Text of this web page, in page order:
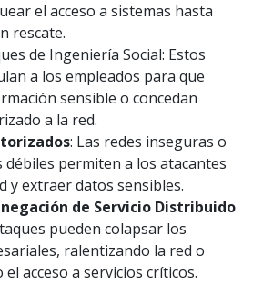
el acceso a sistemas hasta
rescate.
de Ingeniería Social: Estos
a los empleados para que
sensible o concedan
a la red.
: Las redes inseguras o
débiles permiten a los atacantes
y extraer datos sensibles.
de Servicio Distribuido
pueden colapsar los
ralentizando la red o
acceso a servicios críticos.